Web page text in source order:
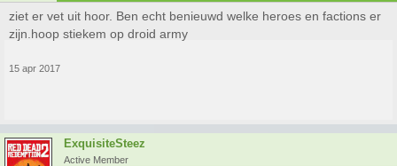
ziet er vet uit hoor. Ben echt benieuwd welke heroes en factions er
zijn.hoop stiekem op droid army
15 apr 2017
ExquisiteSteez
Active Member